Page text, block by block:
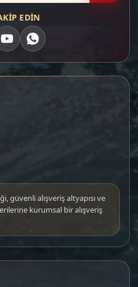
EDİN
güvenli alışveriş altyapısı ve
kurumsal bir alışveriş